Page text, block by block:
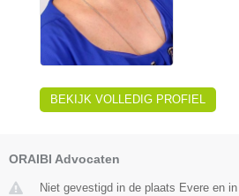
BEKIJK VOLLEDIG PROFIEL
ORAIBI Advocaten
Niet gevestigd in de plaats Evere en